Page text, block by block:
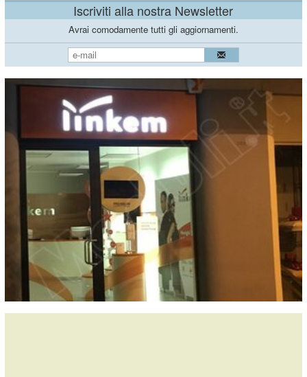
Iscriviti alla nostra Newsletter
Avrai comodamente tutti gli aggiornamenti.